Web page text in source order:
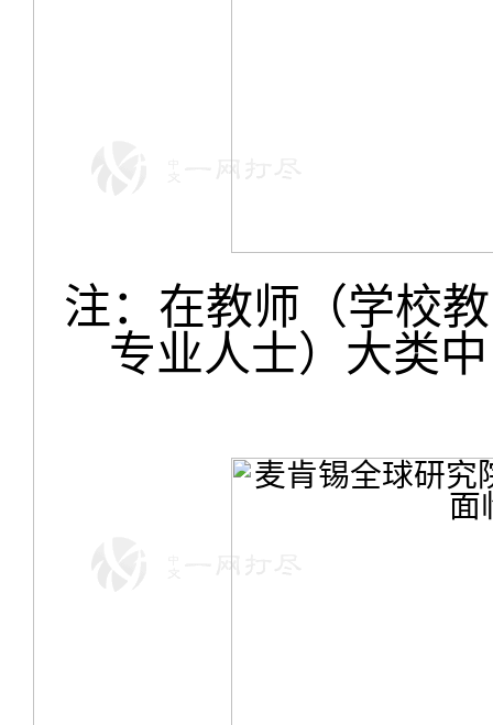
注：在教师（学校
专业人士）大类